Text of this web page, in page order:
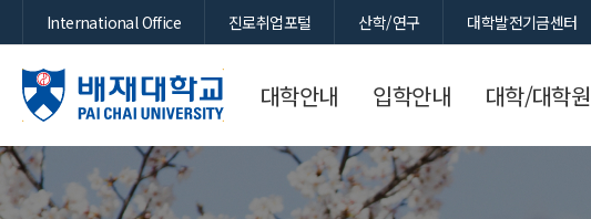
International Office 진로취업포털 산학/연구 대학발전기금센터
대학안내 입학안내 대학/대학원